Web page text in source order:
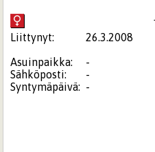
Liittynyt:
26.3.2008
Asuinpaikka:
-
Sähköposti:
-
Syntymäpäivä: -